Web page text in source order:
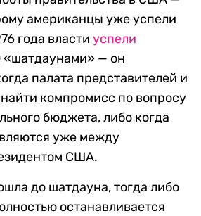
американцы уже успели
года власти успели
«шатдаунами» — он
палата представителей и
компромисс по вопросу
бюджета, либо когда
уже между
США.
до шатдауна, тогда либо
останавливается